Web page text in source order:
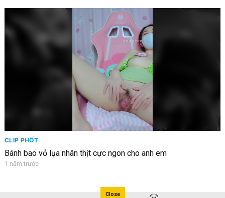
CLIP PHỐT
Bánh bao vỏ lụa nhân thịt cực ngon cho anh em
1 năm trước
Close